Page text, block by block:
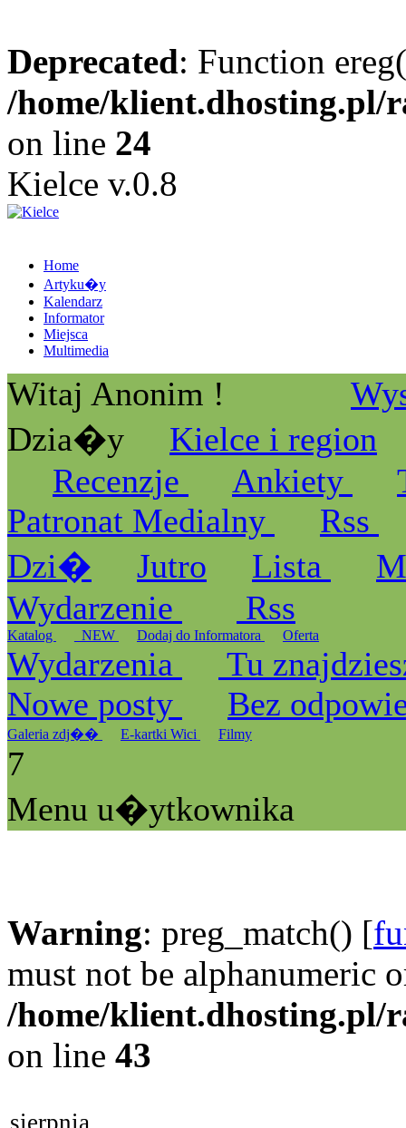
Deprecated: Function
/home/klient.dhosting.pl/
on line 24
Kielce v.0.8
Home
Artyku�y
Kalendarz
Informator
Miejsca
Multimedia
Witaj Anonim !
Dzia�y
Kielce i region
Recenzje
Ankiety
Patronat Medialny
Rss
Dzi�
Jutro Lista
Wydarzenie
Rss
Katalog _NEW Dodaj do Informatora Oferta
Wydarzenia
Tu
Nowe posty
Bez
Galeria zdj�� E-kartki Wici Filmy
7
Menu u�ytkownika
Warning: preg_match() [
must not be alphanumeric
/home/klient.dhosting.pl/
on line 43
sierpnia